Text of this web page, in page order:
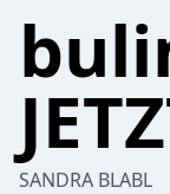
SANDRA BLABL